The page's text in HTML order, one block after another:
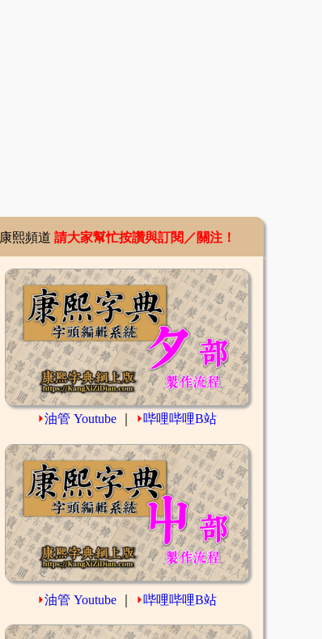
康熙頻道 請大家幫忙按讚與訂閱／關注！
⏵油管 Youtube ⏵哔哩哔哩B站
⏵油管 Youtube ⏵哔哩哔哩B站